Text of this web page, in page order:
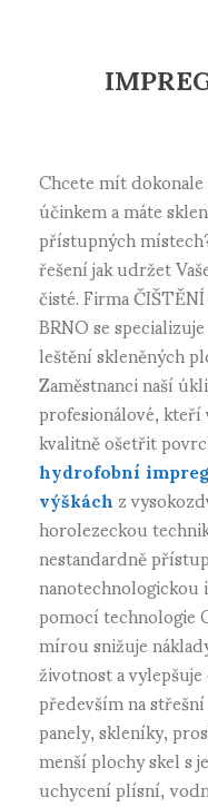
Chcete mít
účinkem a máte
přístupných
řešení jak udržet
čisté. Firma
BRNO se
leštění skleněných
Zaměstnanci naší
profesionálové,
kvalitně ošetřit
hydrofobní
výškáchz
horolezeckou
nestandardně
pomocí technologie
mírou snižuje
životnost a
především na
panely, skleníky,
menší plochy skel s
uchycení plísní,